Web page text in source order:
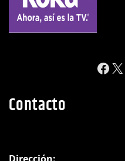
X
Contacto
Dirección: